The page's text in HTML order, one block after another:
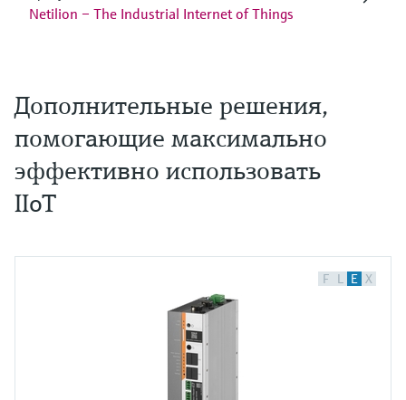
Netilion – The Industrial Internet of Things
Дополнительные решения,
помогающие максимально
эффективно использовать
IIoT
F L E X